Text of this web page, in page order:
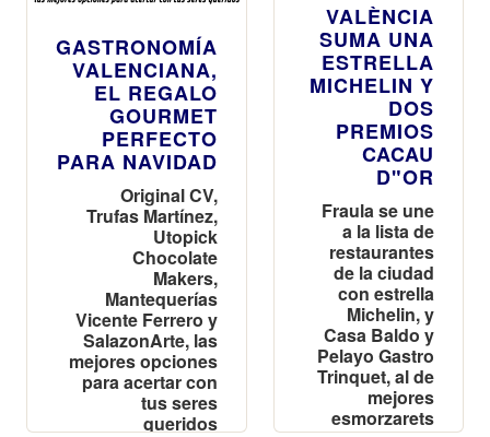
GASTRONOMÍA
VALENCIANA,
EL REGALO
GOURMET
PERFECTO
PARA NAVIDAD
Original CV,
Trufas Martínez,
Utopick
Chocolate
Makers,
Mantequerías
Vicente Ferrero y
SalazonArte, las
mejores opciones
para acertar con
tus seres
queridos
VALÈNCIA
SUMA UNA
ESTRELLA
MICHELIN Y
DOS
PREMIOS
CACAU
D"OR
Fraula se une
a la lista de
restaurantes
de la ciudad
con estrella
Michelin, y
Casa Baldo y
Pelayo Gastro
Trinquet, al de
mejores
esmorzarets